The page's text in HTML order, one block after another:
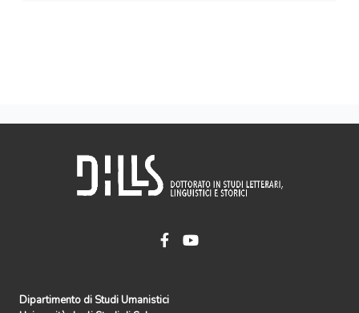
Dipartimento di Studi Umanistici